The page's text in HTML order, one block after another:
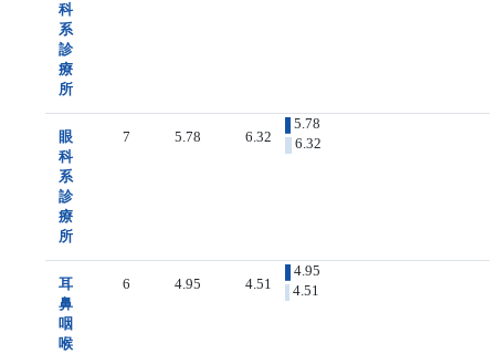
科
系
診
療
所
眼
科
系
診
療
所
7 5.78 6.32
5.78
6.32
耳
鼻
咽
喉
6 4.95 4.51
4.95
4.51